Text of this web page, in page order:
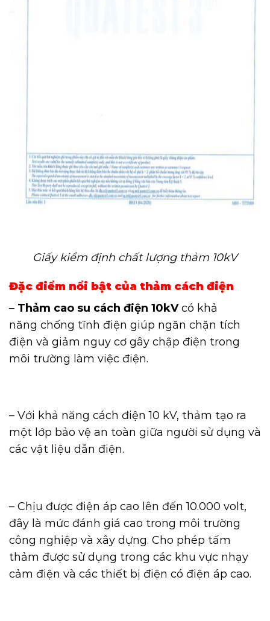
Giấy kiểm định chất lượng thảm 10kV
Đặc điểm nổi bật của thảm cách điện
– Thảm cao su cách điện 10kVcó khả
năng chống tĩnh điện giúp ngăn chặn tích
điện và giảm nguy cơ gây chập điện trong
môi trường làm việc điện.
– Với khả năng cách điện 10 kV, thảm tạo ra
một lớp bảo vệ an toàn giữa người sử dụng và
các vật liệu dẫn điện.
– Chịu được điện áp cao lên đến 10.000 volt,
đây là mức đánh giá cao trong môi trường
công nghiệp và xây dựng. Cho phép tấm
thảm được sử dụng trong các khu vực nhạy
cảm điện và các thiết bị điện có điện áp cao.